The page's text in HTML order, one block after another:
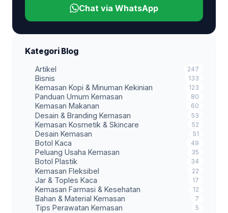
Chat via WhatsApp
Kategori Blog
Artikel 247
Bisnis 133
Kemasan Kopi & Minuman Kekinian 123
Panduan Umum Kemasan 80
Kemasan Makanan 60
Desain & Branding Kemasan 53
Kemasan Kosmetik & Skincare 52
Desain Kemasan 51
Botol Kaca 49
Peluang Usaha Kemasan 35
Botol Plastik 34
Kemasan Fleksibel 22
Jar & Toples Kaca 17
Kemasan Farmasi & Kesehatan 12
Bahan & Material Kemasan 7
Tips Perawatan Kemasan 5